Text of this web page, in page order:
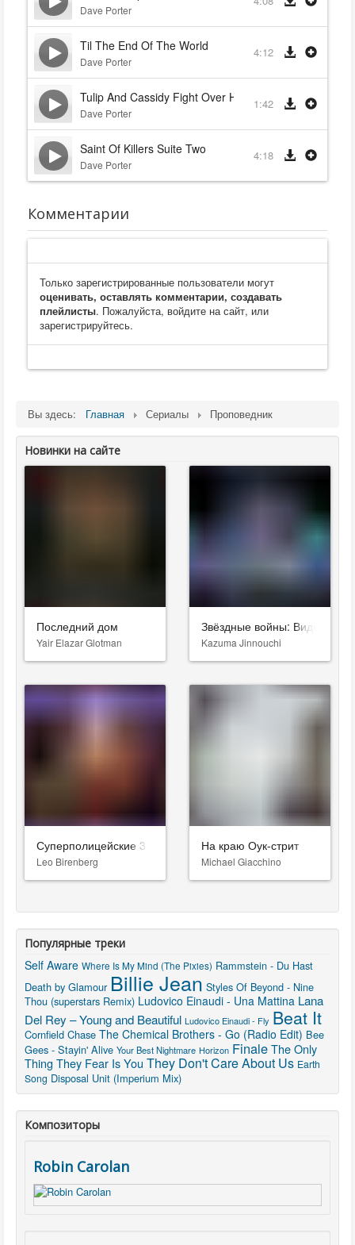
Dave Porter
Til The End Of The World
Dave Porter
4:12
Tulip And Cassidy Fight Over Humperdoo
Dave Porter
1:42
Saint Of Killers Suite Two
Dave Porter
4:18
Комментарии
Только зарегистрированные пользователи могут
оценивать, оставлять комментарии, создавать
плейлисты. Пожалуйста, войдите на сайт, или
зарегистрируйтесь.
Вы здесь: Главная Сериалы Проповедник
Новинки на сайте
Последний дом
Yair Elazar Glotman
Звёздные войны: Видения.
Kazuma Jinnouchi
Суперполицейские 3
Leo Birenberg
На краю Оук-стрит
Michael Giacchino
Популярные треки
Self Aware Where Is My Mind (The Pixies) Rammstein - Du Hast
Death by Glamour Billie Jean Styles Of Beyond - Nine
Thou (superstars Remix) Ludovico Einaudi - Una Mattina Lana
Del Rey – Young and Beautiful Ludovico Einaudi - Fly Beat It
Cornfield Chase The Chemical Brothers - Go (Radio Edit) Bee
Gees - Stayin' Alive Your Best Nightmare Horizon FinaleThe Only
Thing They Fear Is You They Don't Care About Us Earth
Song Disposal Unit (Imperium Mix)
Композиторы
Robin Carolan